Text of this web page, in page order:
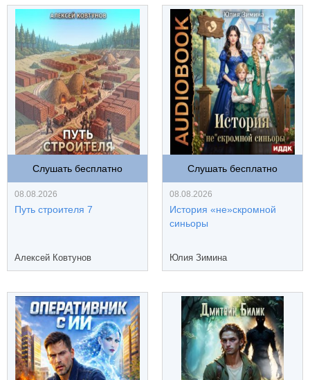
Слушать бесплатно
08.08.2026
Путь строителя 7
Алексей Ковтунов
Слушать бесплатно
08.08.2026
История «не»скромной
синьоры
Юлия Зимина